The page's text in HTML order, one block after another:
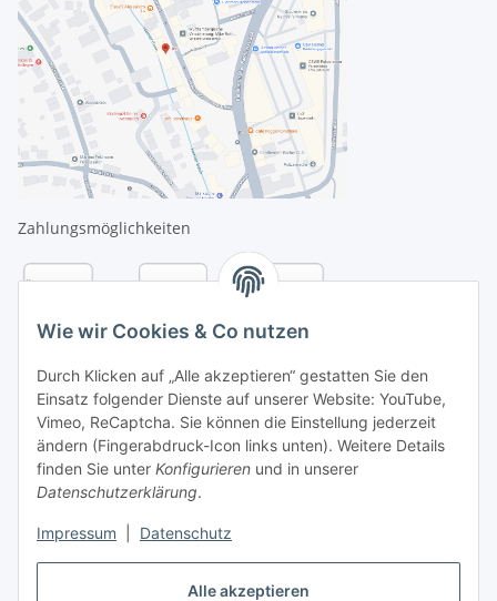
Alle akzeptieren
Wie wir Cookies & Co nutzen
Durch Klicken auf „Alle akzeptieren“ gestatten Sie den
Einsatz folgender Dienste auf unserer Website: YouTube,
Vimeo, ReCaptcha. Sie können die Einstellung jederzeit
ändern (Fingerabdruck-Icon links unten). Weitere Details
finden Sie unter Konfigurieren und in unserer
Datenschutzerklärung.
Impressum Datenschutz
Zahlungsmöglichkeiten